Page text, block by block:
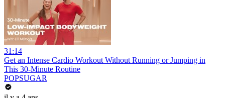
31:14
Get an Intense Cardio Workout Without Running or Jumping in
This 30-Minute Routine
POPSUGAR